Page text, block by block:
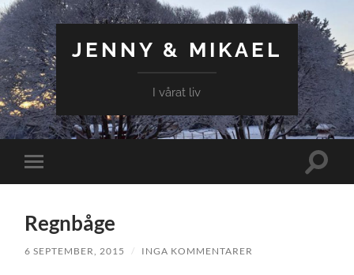
JENNY & MIKAEL
I vårat liv
Slå
på/av
Slå
Regnbåge
6 SEPTEMBER, 2015 / INGA KOMMENTARER